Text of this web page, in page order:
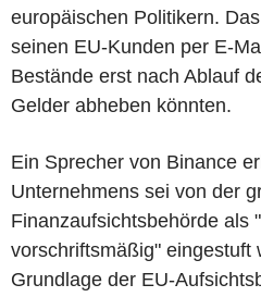
europäischen Politikern.
seinen EU-Kunden per E-
Bestände erst nach Ablauf
Gelder abheben könnten.
Ein Sprecher von Binance
Unternehmens sei von der
Finanzaufsichtsbehörde als
vorschriftsmäßig" eingestuft
Grundlage der EU-